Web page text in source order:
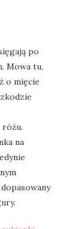
po
Mowa tu,
o mięcie
na